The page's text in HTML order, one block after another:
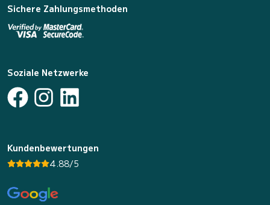
Sichere Zahlungsmethoden
Soziale Netzwerke
Kundenbewertungen
4.88/5